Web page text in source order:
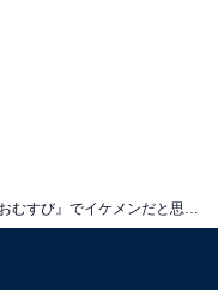
朝ドラ『おむすび』でイケメンだと思う男性俳優ランキング！ 1位「佐野勇斗／四ツ木翔也」、2位は？